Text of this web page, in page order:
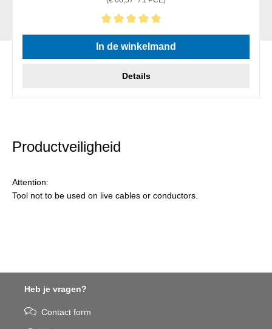
Gemiddelde waardering van 5 van 5 sterren
In de winkelmand
Details
Productveiligheid
Attention:
Tool not to be used on live cables or conductors.
Heb je vragen?
Contact form